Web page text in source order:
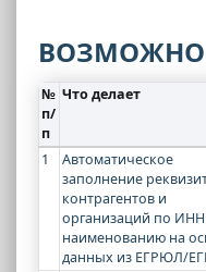
№
п/
п
Что делает
1
Автоматическое
заполнение
контрагентов и
организаций по
наименованию на
данных из ЕГРЮЛ/